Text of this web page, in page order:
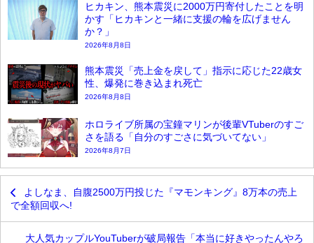
ヒカキン、熊本震災に2000万円寄付したことを明
かす「ヒカキンと一緒に支援の輪を広げません
か？」
2026年8月8日
熊本震災「売上金を戻して」指示に応じた22歳女
性、爆発に巻き込まれ死亡
2026年8月8日
ホロライブ所属の宝鐘マリンが後輩VTuberのすご
さを語る「自分のすごさに気づいてない」
2026年8月7日
よしなま、自腹2500万円投じた『マモンキング』8万本の売上
で全額回収へ!
大人気カップルYouTuberが破局報告「本当に好きやったんやろ